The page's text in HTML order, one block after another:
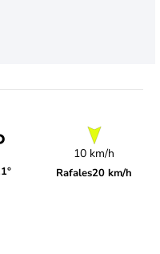
10 km/h
Rafales20 km/h